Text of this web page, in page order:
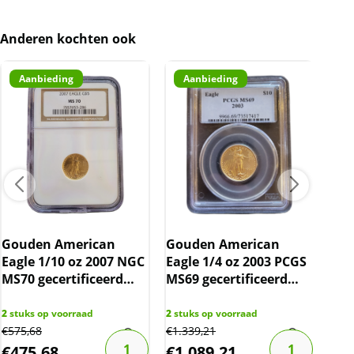
De munten worden uit voorraad geleverd, en
producent af. Echter zijn de munten na
slabbing, de slab/capsule niet uit geweest.
BTW
Gouden munten zijn vrijgesteld van BTW.
Anderen kochten ook
Aanbieding
Gouden American
Eagle 1/10 oz 2007 NGC
MS70 gecertificeerd
2stuks op voorraad
€575,68
Aanbieding
Gouden American
Eagle 1/4 oz 2003 PCGS
MS69 gecertificeerd
2stuks op voorraad
€1.339,21